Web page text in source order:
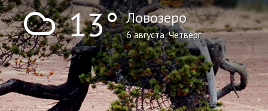
! 13° Ловозеро
6 августа, Четверг